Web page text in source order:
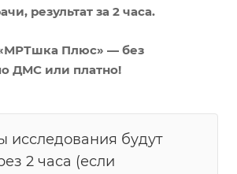
результат за 2 часа.
Плюс» — без
ДМС или платно!
исследования будут
2 часа (если